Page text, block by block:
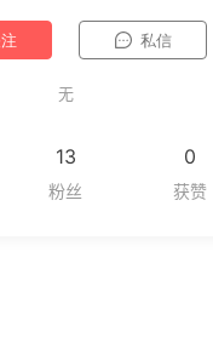
私信
无
13 0